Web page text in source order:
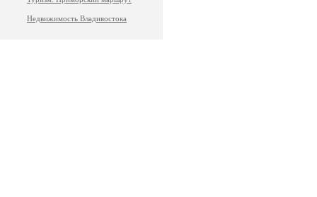
Недвижимость Владивостока